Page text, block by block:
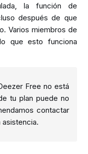
la función de
después de que
Varios miembros de
que esto funciona
Free no está
tu plan puede no
contactar